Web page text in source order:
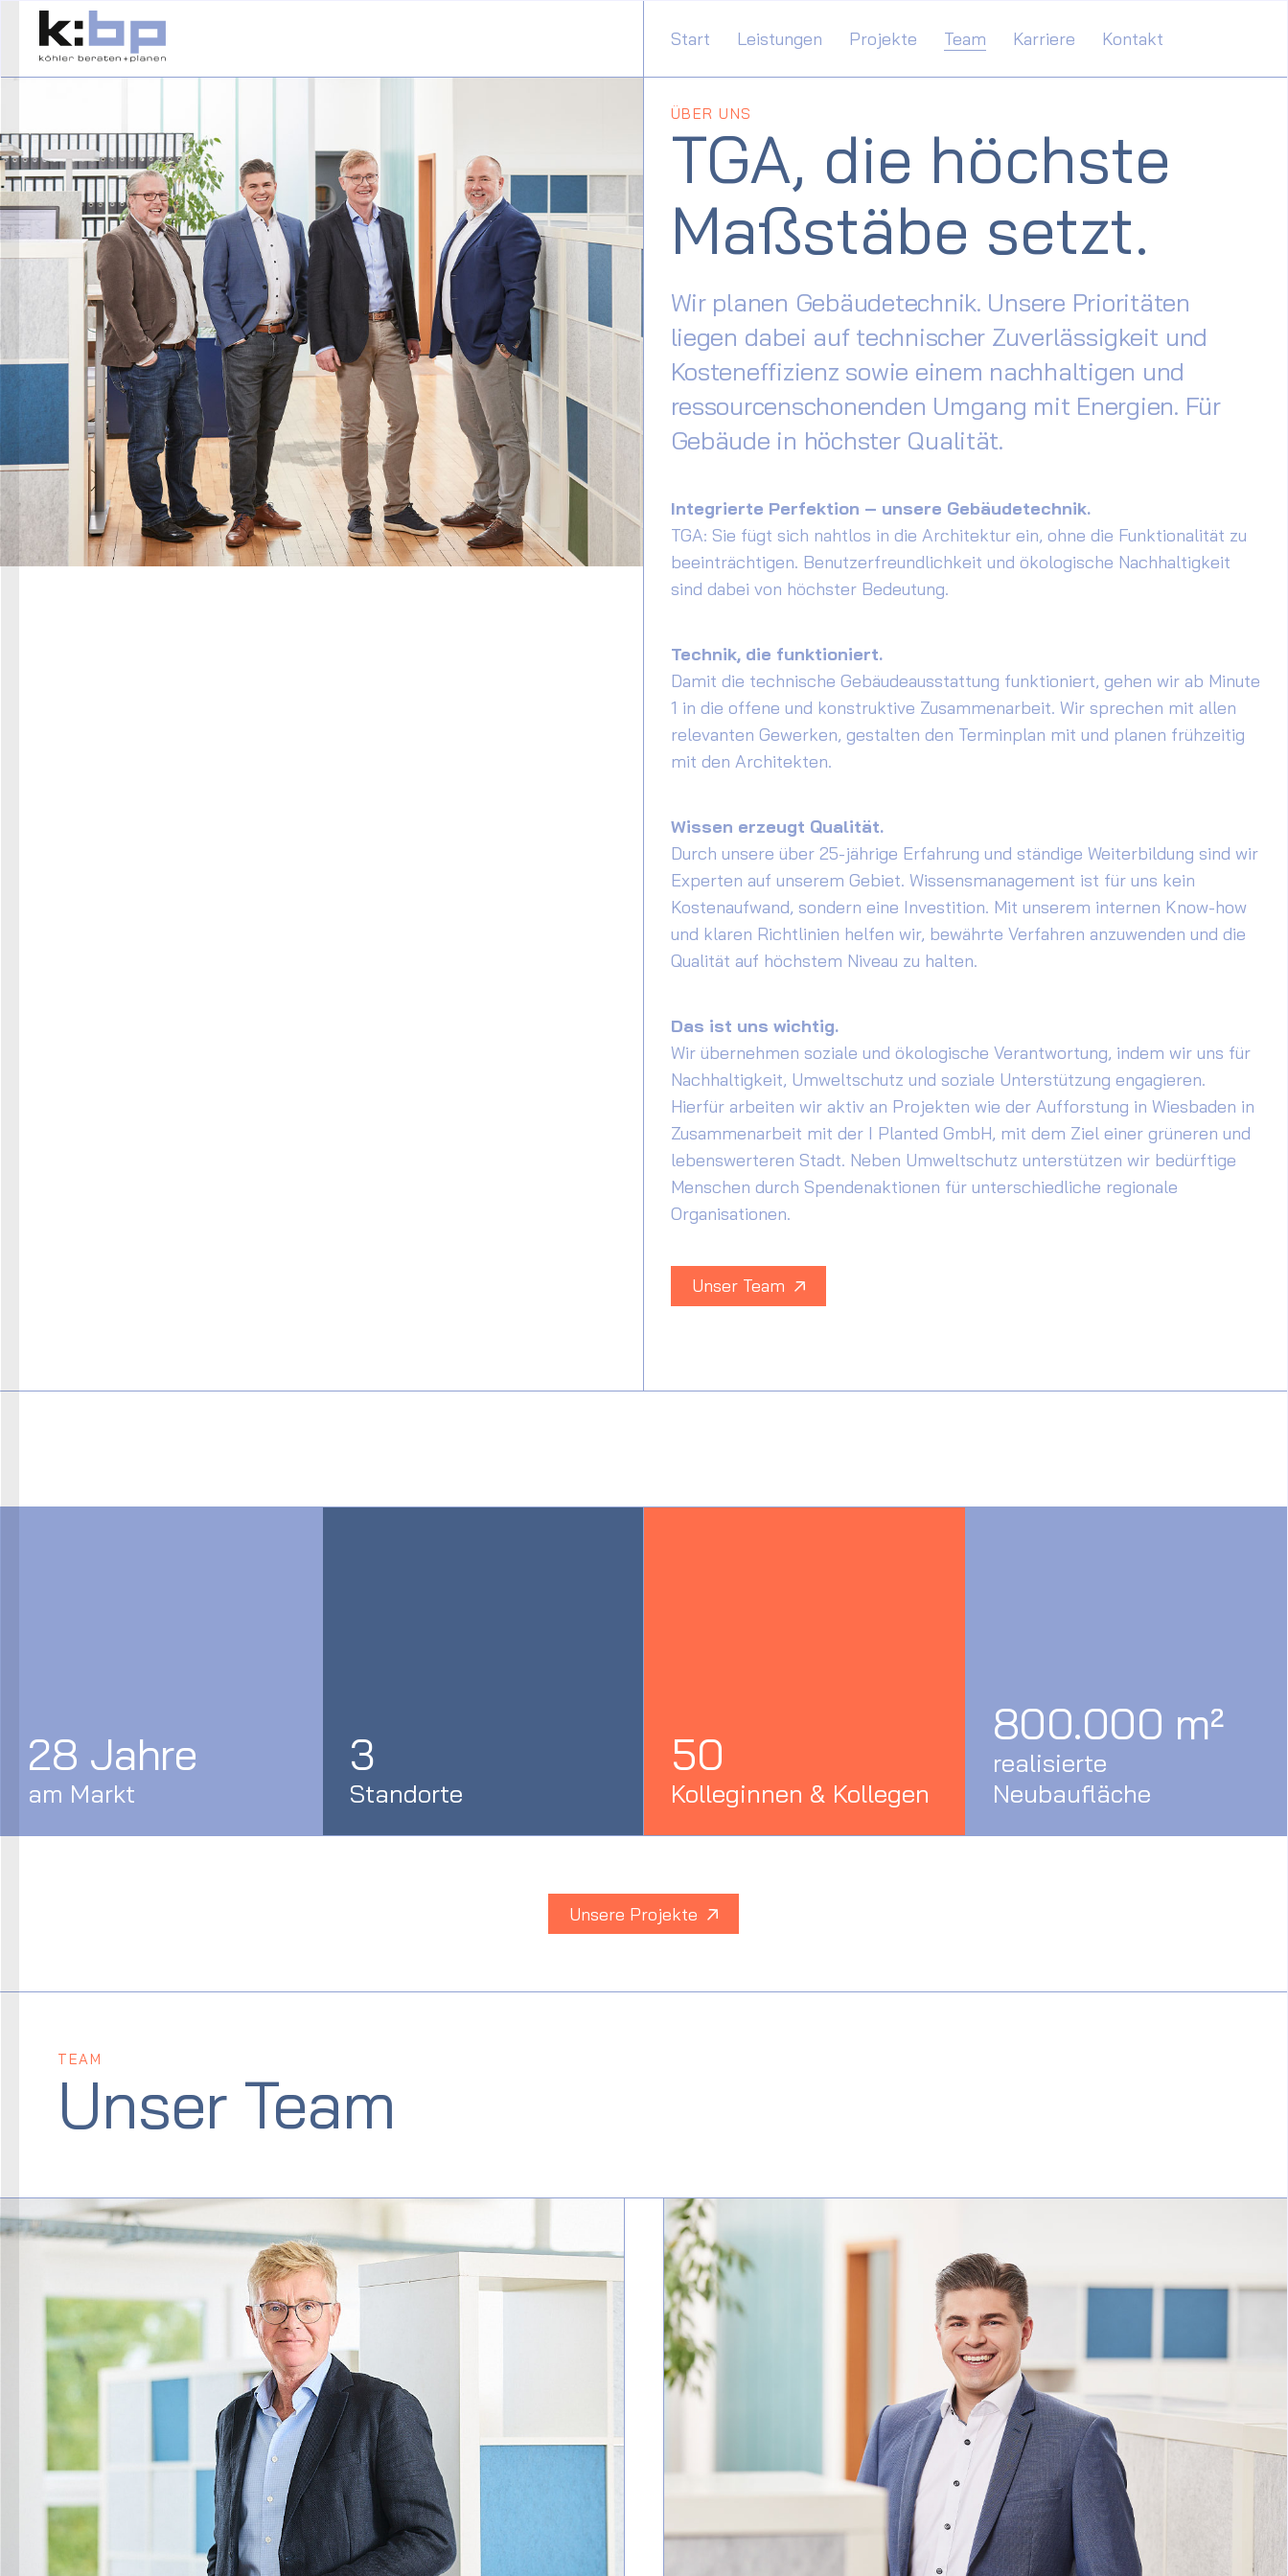
Start Leistungen Projekte Team Karriere Kontakt
ÜBER UNS
TGA, die höchste
Maßstäbe setzt.
Wir planen Gebäudetechnik. Unsere Prioritäten
liegen dabei auf technischer Zuverlässigkeit und
Kosteneffizienz sowie einem nachhaltigen und
ressourcenschonenden Umgang mit Energien. Für
Gebäude in höchster Qualität.
Integrierte Perfektion – unsere Gebäudetechnik.
TGA: Sie fügt sich nahtlos in die Architektur ein, ohne die Funktionalität zu
beeinträchtigen. Benutzerfreundlichkeit und ökologische Nachhaltigkeit
sind dabei von höchster Bedeutung.
Technik, die funktioniert.
Damit die technische Gebäudeausstattung funktioniert, gehen wir ab Minute
1 in die offene und konstruktive Zusammenarbeit. Wir sprechen mit allen
relevanten Gewerken, gestalten den Terminplan mit und planen frühzeitig
mit den Architekten.
Wissen erzeugt Qualität.
Durch unsere über 25-jährige Erfahrung und ständige Weiterbildung sind wir
Experten auf unserem Gebiet. Wissensmanagement ist für uns kein
Kostenaufwand, sondern eine Investition. Mit unserem internen Know-how
und klaren Richtlinien helfen wir, bewährte Verfahren anzuwenden und die
Qualität auf höchstem Niveau zu halten.
Das ist uns wichtig.
Wir übernehmen soziale und ökologische Verantwortung, indem wir uns für
Nachhaltigkeit, Umweltschutz und soziale Unterstützung engagieren.
Hierfür arbeiten wir aktiv an Projekten wie der Aufforstung in Wiesbaden in
Zusammenarbeit mit der I Planted GmbH, mit dem Ziel einer grüneren und
lebenswerteren Stadt. Neben Umweltschutz unterstützen wir bedürftige
Menschen durch Spendenaktionen für unterschiedliche regionale
Organisationen.
Unser Team
28 Jahre
am Markt
3
Standorte
50
Kolleginnen & Kollegen
800.000 m²
realisierte
Neubaufläche
Unsere Projekte
TEAM
Unser Team